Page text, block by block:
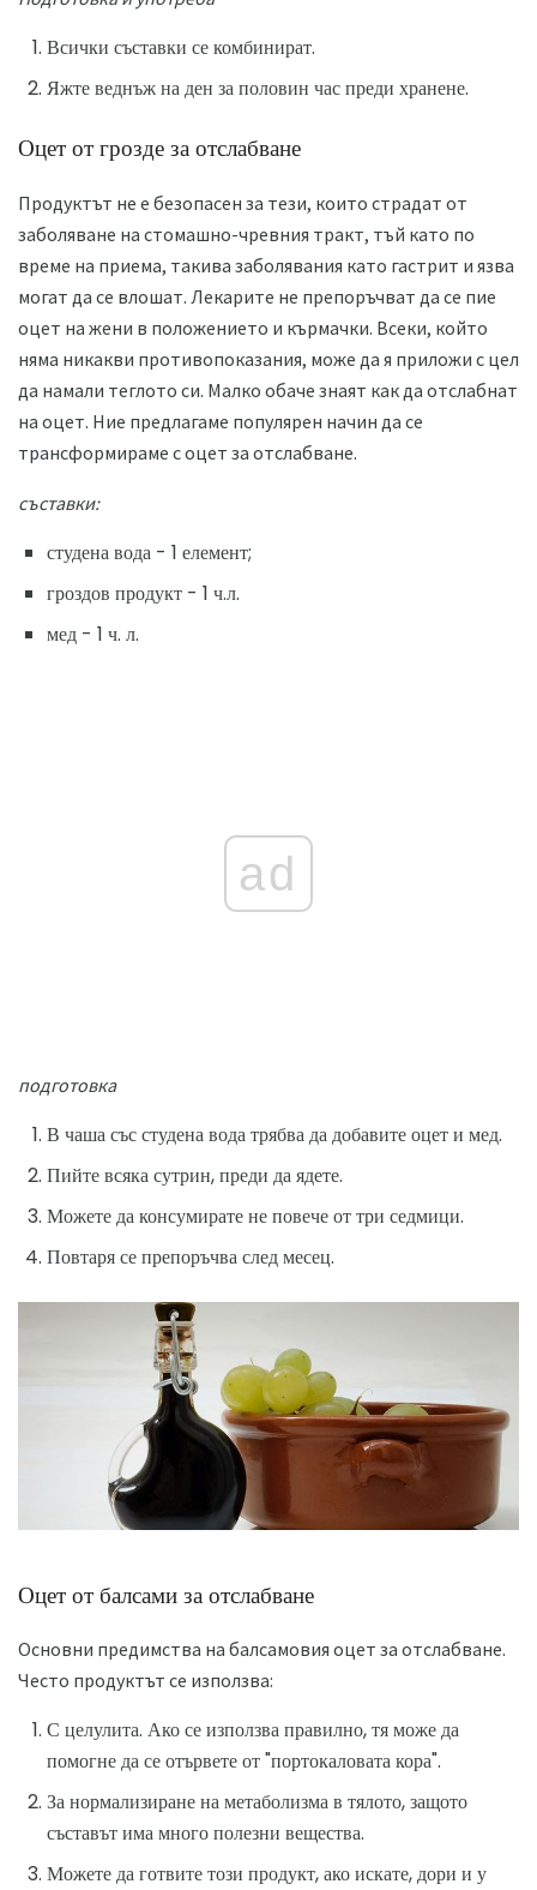
Всички съставки се комбинират.
Яжте веднъж на ден за половин час преди хранене.
Оцет от грозде за отслабване
Продуктът не е безопасен за тези, които страдат от
заболяване на стомашно-чревния тракт, тъй като по
време на приема, такива заболявания като гастрит и язва
могат да се влошат. Лекарите не препоръчват да се пие
оцет на жени в положението и кърмачки. Всеки, който
няма никакви противопоказания, може да я приложи с цел
да намали теглото си. Малко обаче знаят как да отслабнат
на оцет. Ние предлагаме популярен начин да се
трансформираме с оцет за отслабване.
съставки:
студена вода - 1 елемент;
гроздов продукт - 1 ч.л.
мед - 1 ч. л.
ad
подготовка
В чаша със студена вода трябва да добавите оцет и мед.
Пийте всяка сутрин, преди да ядете.
Можете да консумирате не повече от три седмици.
Повтаря се препоръчва след месец.
Оцет от балсами за отслабване
Основни предимства на балсамовия оцет за отслабване.
Често продуктът се използва:
С целулита. Ако се използва правилно, тя може да
помогне да се отървете от "портокаловата кора".
За нормализиране на метаболизма в тялото, защото
съставът има много полезни вещества.
Можете да готвите този продукт, ако искате, дори и у